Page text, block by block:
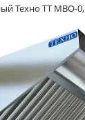
Техно ТТ МВО-